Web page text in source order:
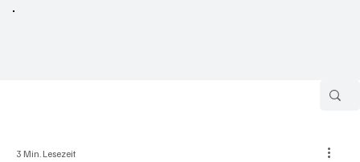
3 Min. Lesezeit